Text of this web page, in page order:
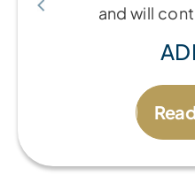
and will